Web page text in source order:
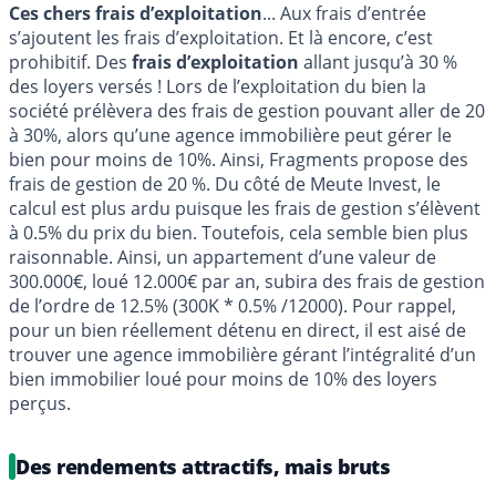
Ces chers frais d’exploitation... Aux frais d’entrée
s’ajoutent les frais d’exploitation. Et là encore, c’est
prohibitif. Des frais d’exploitation allant jusqu’à 30 %
des loyers versés ! Lors de l’exploitation du bien la
société prélèvera des frais de gestion pouvant aller de 20
à 30%, alors qu’une agence immobilière peut gérer le
bien pour moins de 10%. Ainsi, Fragments propose des
frais de gestion de 20 %. Du côté de Meute Invest, le
calcul est plus ardu puisque les frais de gestion s’élèvent
à 0.5% du prix du bien. Toutefois, cela semble bien plus
raisonnable. Ainsi, un appartement d’une valeur de
300.000€, loué 12.000€ par an, subira des frais de gestion
de l’ordre de 12.5% (300K * 0.5% /12000). Pour rappel,
pour un bien réellement détenu en direct, il est aisé de
trouver une agence immobilière gérant l’intégralité d’un
bien immobilier loué pour moins de 10% des loyers
perçus.
Des rendements attractifs, mais bruts